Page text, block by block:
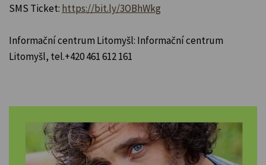
SMS Ticket: https://bit.ly/3OBhWkg
Informační centrum Litomyšl: Informační centrum
Litomyšl, tel.+420 461 612 161